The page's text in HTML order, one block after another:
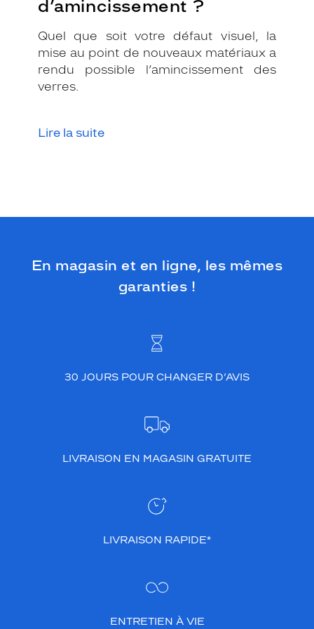
la
Rectangle
Couleur
d’amincissement ?
Quel que soit votre défaut visuel, la
mise au point de nouveaux matériaux a
rendu possible l’amincissement des
verres.
Lire la suite
En magasin et en ligne, les mêmes
garanties !
30 JOURS POUR CHANGER D’AVIS
LIVRAISON EN MAGASIN GRATUITE
LIVRAISON RAPIDE*
ENTRETIEN À VIE